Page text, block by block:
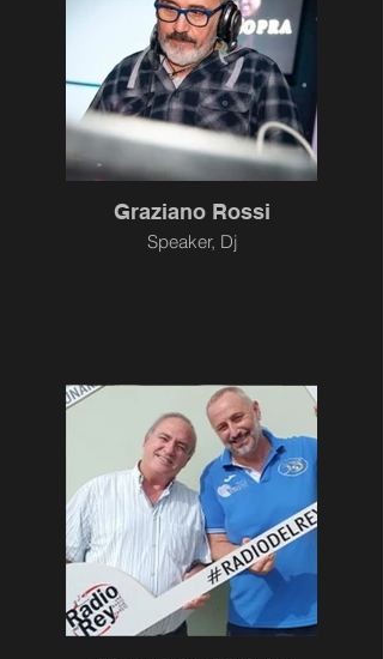
Graziano Rossi
Speaker, Dj